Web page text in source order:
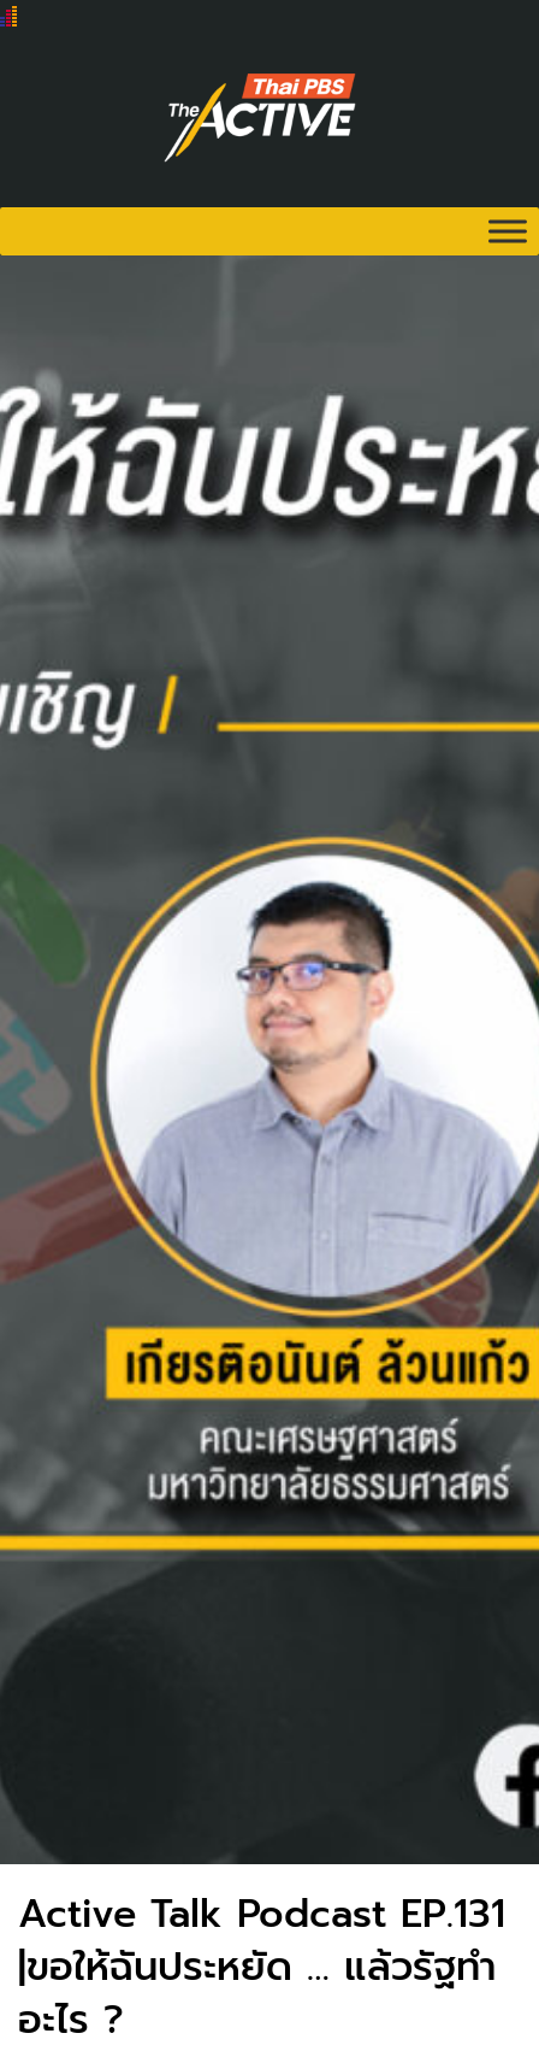
Active Talk Podcast EP.131
|ขอให้ฉันประหยัด … แล้วรัฐทำ
อะไร ?